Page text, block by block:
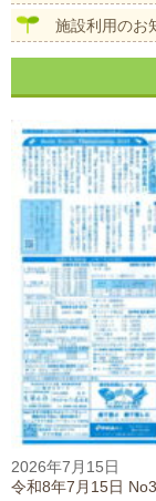
施設利用のお
2026年7月15日
令和8年7月15日